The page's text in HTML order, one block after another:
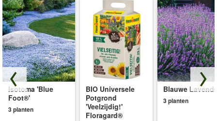
Isotoma 'Blue
Foot®'
3 planten
BIO Universele
Potgrond
'Veelzijdig!'
Floragard®
Blauwe
3 planten